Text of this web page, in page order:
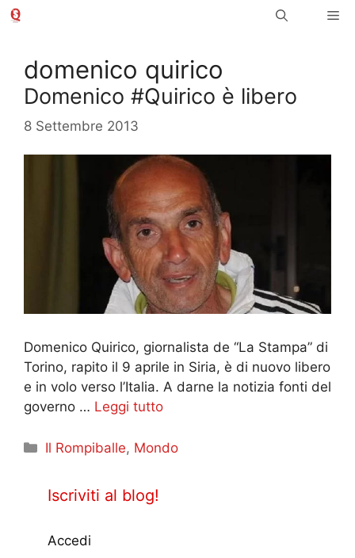
Vai
domenico quirico
Domenico #Quirico è libero
8 Settembre 2013
Domenico Quirico, giornalista de “La Stampa” di
Torino, rapito il 9 aprile in Siria, è di nuovo libero
e in volo verso l’Italia. A darne la notizia fonti del
governo … Leggi tutto
Categorie
Il Rompiballe, Mondo
Iscriviti al blog!
Accedi